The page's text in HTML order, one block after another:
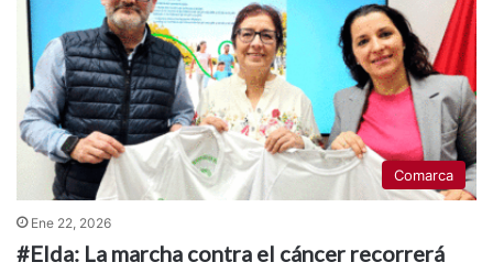
Comarca
Ene 22, 2026
#Elda: La marcha contra el cáncer recorrerá